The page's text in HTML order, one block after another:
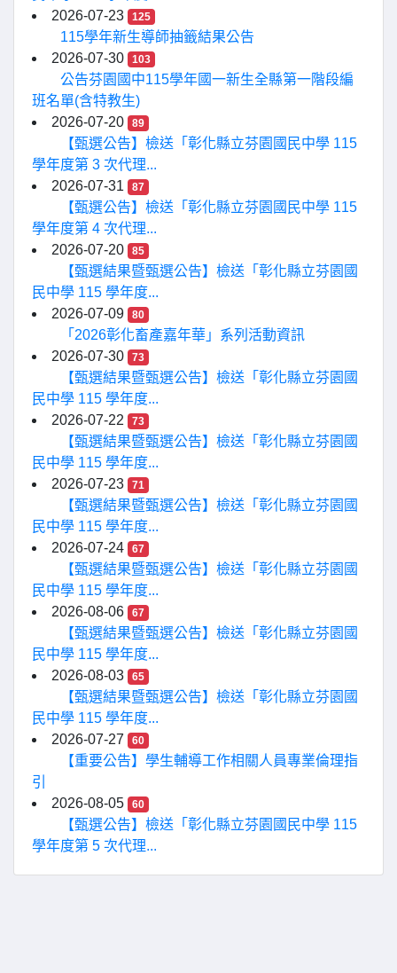
2026-07-23
125
115學年新生導師抽籤結果公告
2026-07-30
103
公告芬園國中115學年國一新生全縣第一階段編
班名單(含特教生)
2026-07-20
89
【甄選公告】檢送「彰化縣立芬園國民中學 115
學年度第 3 次代理...
2026-07-31
87
【甄選公告】檢送「彰化縣立芬園國民中學 115
學年度第 4 次代理...
2026-07-20
85
【甄選結果暨甄選公告】檢送「彰化縣立芬園國
民中學 115 學年度...
2026-07-09
80
「2026彰化畜產嘉年華」系列活動資訊
2026-07-30
73
【甄選結果暨甄選公告】檢送「彰化縣立芬園國
民中學 115 學年度...
2026-07-22
73
【甄選結果暨甄選公告】檢送「彰化縣立芬園國
民中學 115 學年度...
2026-07-23
71
【甄選結果暨甄選公告】檢送「彰化縣立芬園國
民中學 115 學年度...
2026-07-24
67
【甄選結果暨甄選公告】檢送「彰化縣立芬園國
民中學 115 學年度...
2026-08-06
67
【甄選結果暨甄選公告】檢送「彰化縣立芬園國
民中學 115 學年度...
2026-08-03
65
【甄選結果暨甄選公告】檢送「彰化縣立芬園國
民中學 115 學年度...
2026-07-27
60
【重要公告】學生輔導工作相關人員專業倫理指
引
2026-08-05
60
【甄選公告】檢送「彰化縣立芬園國民中學 115
學年度第 5 次代理...